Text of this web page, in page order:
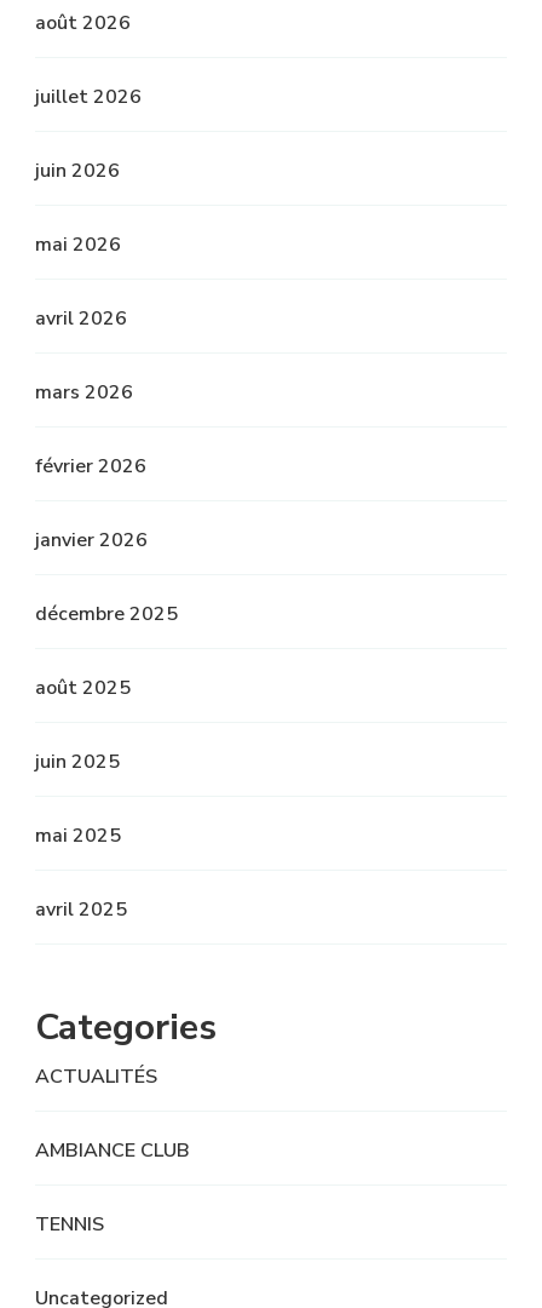
août 2026
juillet 2026
juin 2026
mai 2026
avril 2026
mars 2026
février 2026
janvier 2026
décembre 2025
août 2025
juin 2025
mai 2025
avril 2025
Categories
ACTUALITÉS
AMBIANCE CLUB
TENNIS
Uncategorized